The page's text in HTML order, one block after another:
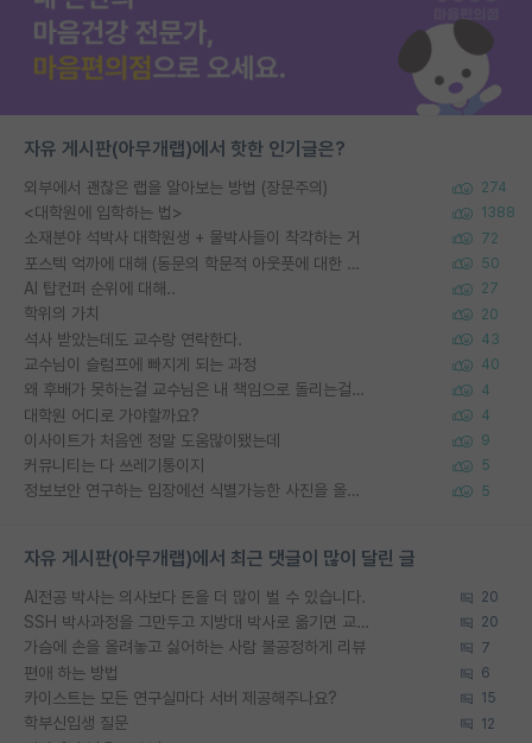
자유 게시판(아무개랩)에서 핫한 인기글은?
외부에서 괜찮은 랩을 알아보는 방법 (장문주의) 274
<대학원에 입학하는 법> 1388
소재분야 석박사 대학원생 + 물박사들이 착각하는 거 72
포스텍 억까에 대해 (동문의 학문적 아웃풋에 대한 반박) 50
AI 탑컨퍼 순위에 대해.. 27
학위의 가치 20
석사 받았는데도 교수랑 연락한다. 43
교수님이 슬럼프에 빠지게 되는 과정 40
왜 후배가 못하는걸 교수님은 내 책임으로 돌리는걸까요? 4
대학원 어디로 가야할까요? 4
이사이트가 처음엔 정말 도움많이됐는데 9
커뮤니티는 다 쓰레기통이지 5
정보보안 연구하는 입장에선 식별가능한 사진을 올리는건 비추이긴함 5
자유 게시판(아무개랩)에서 최근 댓글이 많이 달린 글
AI전공 박사는 의사보다 돈을 더 많이 벌 수 있습니다. 20
SSH 박사과정을 그만두고 지방대 박사로 옮기면 교수의 꿈은 끝일까요? 20
가슴에 손을 올려놓고 싫어하는 사람 불공정하게 리뷰 7
편애 하는 방법 6
카이스트는 모든 연구실마다 서버 제공해주나요? 15
학부신입생 질문 12